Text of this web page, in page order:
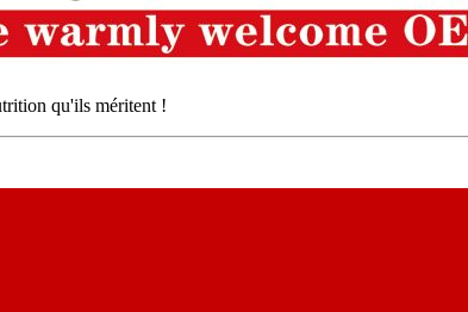
qu'ils méritent !